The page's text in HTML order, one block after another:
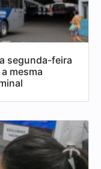
segunda-feira
mesma